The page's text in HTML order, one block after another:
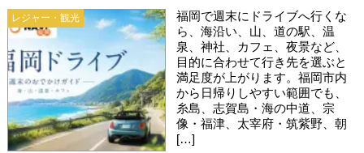
レジャー・観光
福岡で週末にドライブへ行くな
ら、海沿い、山、道の駅、温
泉、神社、カフェ、夜景など、
目的に合わせて行き先を選ぶと
満足度が上がります。福岡市内
から日帰りしやすい範囲でも、
糸島、志賀島・海の中道、宗
像・福津、太宰府・筑紫野、朝
[…]